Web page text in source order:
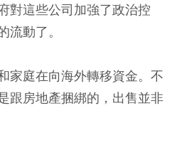
對這些公司加強了政治控
流動了。
家庭在向海外轉移資金。不
跟房地產捆綁的，出售並非